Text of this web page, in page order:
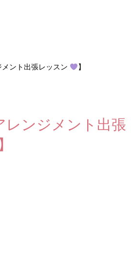
メント出張レッスン
】
レンジメント出張
】